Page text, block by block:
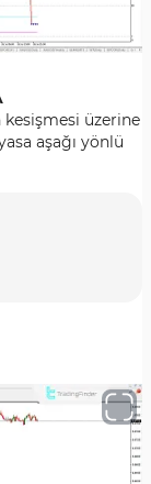
üzerine
aşağı yönlü